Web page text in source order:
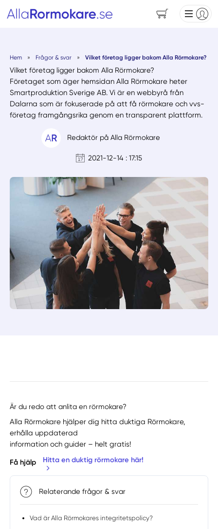
Hem » Frågor & svar » Vilket företag ligger bakom Alla Rörmokare?
Vilket företag ligger bakom Alla Rörmokare?
Företaget som äger hemsidan Alla Rörmokare heter
Smartproduktion Sverige AB. Vi är en webbyrå från
Dalarna som är fokuserade på att få rörmokare och vvs-
företag framgångsrika genom en transparent plattform.
Redaktör på Alla Rörmokare
2021-12-14 : 17:15
Är du redo att anlita en rörmokare?
Alla Rörmokare hjälper dig hitta duktiga Rörmokare,
erhålla uppdaterad
information och guider – helt gratis!
Få hjälp Hitta en duktig rörmokare här!
Relaterande frågor & svar
Vad är Alla Rörmokares integritetspolicy?